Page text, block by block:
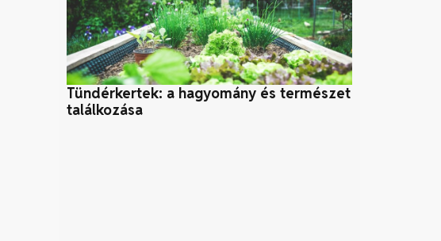
Tündérkertek: a hagyomány és természet
találkozása